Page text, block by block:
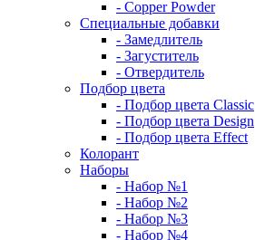
- Copper Powder
Специальные добавки
- Замедлитель
- Загуститель
- Отвердитель
Подбор цвета
- Подбор цвета Classic
- Подбор цвета Design
- Подбор цвета Effect
Колорант
Наборы
- Набор №1
- Набор №2
- Набор №3
- Набор №4